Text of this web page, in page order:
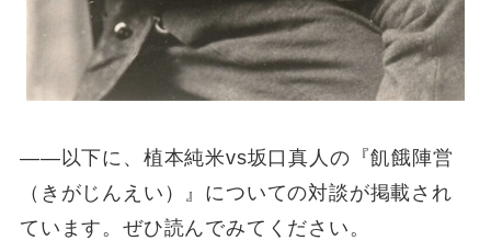
――以下に、植本純米vs坂口真人の『飢餓陣営
（きがじんえい）』についての対談が掲載され
ています。ぜひ読んでみてください。